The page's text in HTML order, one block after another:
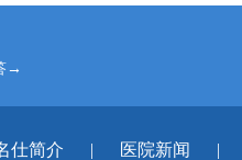
→
仕简介 | 医院新闻 |